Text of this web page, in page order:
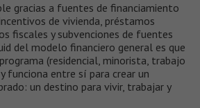
gracias a fuentes de financiamiento
de vivienda, préstamos
fiscales y subvenciones de fuentes
del modelo financiero general es que
(residencial, minorista, trabajo
funciona entre sí para crear un
un destino para vivir, trabajar y